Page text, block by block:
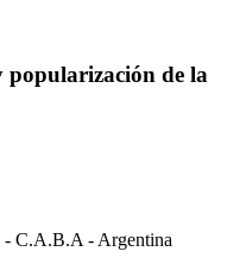
popularización de la
- C.A.B.A - Argentina